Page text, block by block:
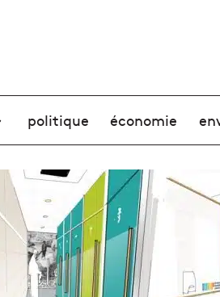
élément de menu
politique économie